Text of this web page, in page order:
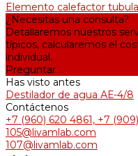
Elemento calefactor
¿Necesitas una consulta?
Detallaremos nuestros
típicos, calcularemos el
individual.
Preguntar
Has visto antes
Destilador de agua АЕ-4/8
Contáctenos
+7 (960) 620 4861, +7
105@livamlab.com
107@livamlab.com